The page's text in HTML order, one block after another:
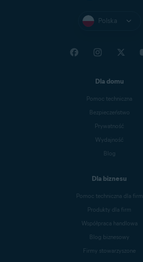
Polska
Dla domu
Pomoc techniczna
Bezpieczeństwo
Prywatność
Wydajność
Blog
Dla biznesu
Pomoc techniczna dla firm
Produkty dla firm
Współpraca handlowa
Blog biznesowy
Firmy stowarzyszone